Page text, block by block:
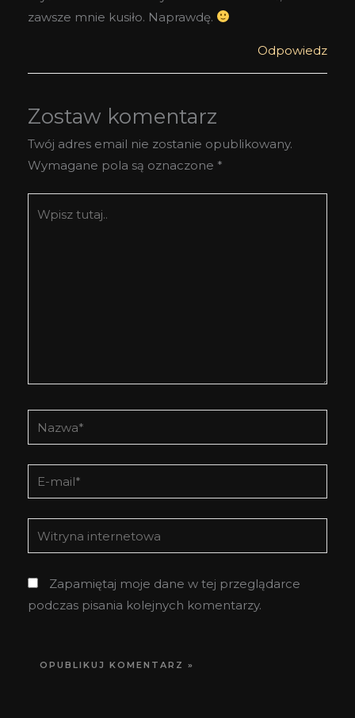
zawsze mnie kusiło. Naprawdę.
Odpowiedz
Zostaw komentarz
Twój adres email nie zostanie opublikowany.
Wymagane pola są oznaczone *
tutaj..
Nazwa*
E-
mail*
Witryna
internetowa
Zapamiętaj moje dane w tej przeglądarce
podczas pisania kolejnych komentarzy.